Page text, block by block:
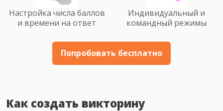
Настройка числа баллов
и времени на ответ
Индивидуальный и
командный режимы
Попробовать бесплатно
Как создать викторину